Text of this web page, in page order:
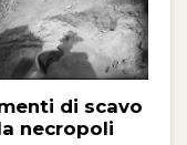
di scavo
necropoli